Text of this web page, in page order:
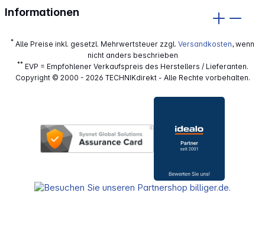
Informationen
* Alle Preise inkl. gesetzl. Mehrwertsteuer zzgl. Versandkosten, wenn
nicht anders beschrieben
**EVP = Empfohlener Verkaufspreis des Herstellers / Lieferanten.
Copyright © 2000 - 2026 TECHNIKdirekt - Alle Rechte vorbehalten.